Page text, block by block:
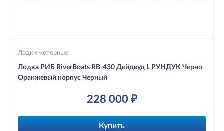
Лодки моторные
Лодка РИБ RiverBoats RB-430 Дейдвуд L РУНДУК Черно
Оранжевый корпус Черный
228 000 ₽
Купить